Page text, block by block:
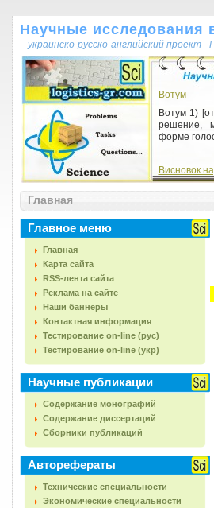
Научные исследования
украинско-русско-английский
Вотум
Вотум 1)
решение,
форме
Висновок
Висновок
допоміжних
Главная
Главное меню
Главная
Карта сайта
RSS-лента сайта
Реклама на сайте
Наши баннеры
Контактная информация
Тестирование on-line (рус)
Тестирование on-line (укр)
Научные публикации
Содержание монографий
Содержание диссертаций
Сборники публикаций
Авторефераты
Технические специальности
Экономические специальности